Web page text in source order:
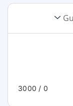
0
/ 3000